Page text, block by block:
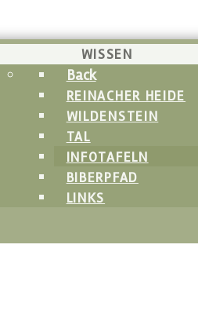
WISSEN
Back
REINACHER HEIDE
WILDENSTEIN
TAL
INFOTAFELN
BIBERPFAD
LINKS